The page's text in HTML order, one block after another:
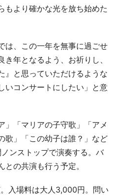
もより確かな光を放ち始めた
は、この一年を無事に過ごせ
年となるよう、お祈りし、
』と思っていただけるような
いコンサートにしたい」と意
「マリアの子守歌」「アメ
歌」「この幼子は誰？」など
ンストップで演奏する。バ
の共演も行う予定。
入場料は大人3,000円。問い